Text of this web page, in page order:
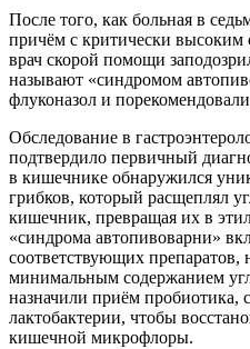
После того, как больная в
причём с критически высоким
врач скорой помощи
называют «синдромом
флуконазол и
Обследование в
подтвердило первичный
в кишечнике обнаружился
грибков, который расщеплял
кишечник, превращая их в
«синдрома автопивоварни»
соответствующих
минимальным содержанием
назначили приём
лактобактерии, чтобы
кишечной микрофлоры.